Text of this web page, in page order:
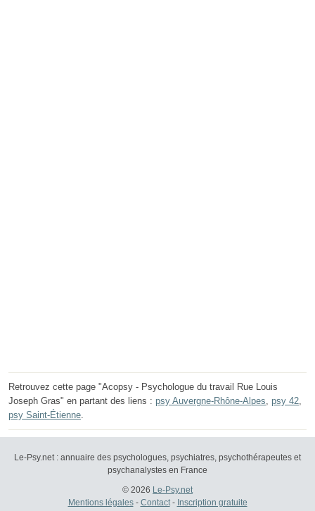
Retrouvez cette page "Acopsy - Psychologue du travail Rue Louis
Joseph Gras" en partant des liens : psy Auvergne-Rhône-Alpes psy 42
psy Saint-Étienne
Le-Psy.net : annuaire des psychologues, psychiatres, psychothérapeutes et
psychanalystes en France
© 2026 Le-Psy.net
Mentions légales- Contact- Inscription gratuite